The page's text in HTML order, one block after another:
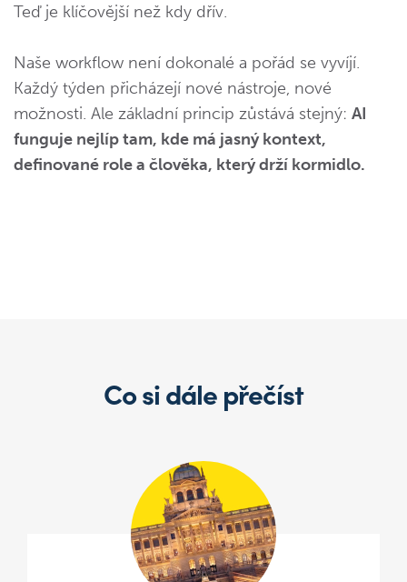
Teď je klíčovější než kdy dřív.
Naše workflow není dokonalé a pořád se vyvíjí.
Každý týden přicházejí nové nástroje, nové
možnosti. Ale základní princip zůstává stejný: AI
funguje nejlíp tam, kde má jasný kontext,
definované role a člověka, který drží kormidlo.
Co si dále přečíst